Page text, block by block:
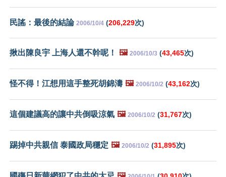
民謠：最後的結論 2006/10/4 (206,229次)
揪出陳良宇 上海人還不幹呢！ 🖼️ 2006/10/3 (43,465次)
怪不得！江想用這手整死胡錦濤 🖼️ 2006/10/2 (43,162次)
這個建議高的讓中共倒吸涼氣 🖼️ 2006/10/2 (31,767次)
踢掉中共親信 泰國政局穩定 🖼️ 2006/10/2 (31,895次)